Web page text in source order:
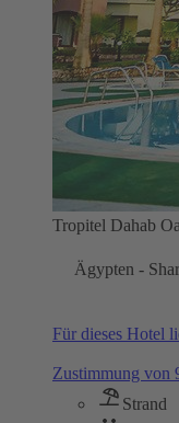
Tropitel Dahab
Ägypten -
Für dieses Hotel
Zustimmung von
Strand